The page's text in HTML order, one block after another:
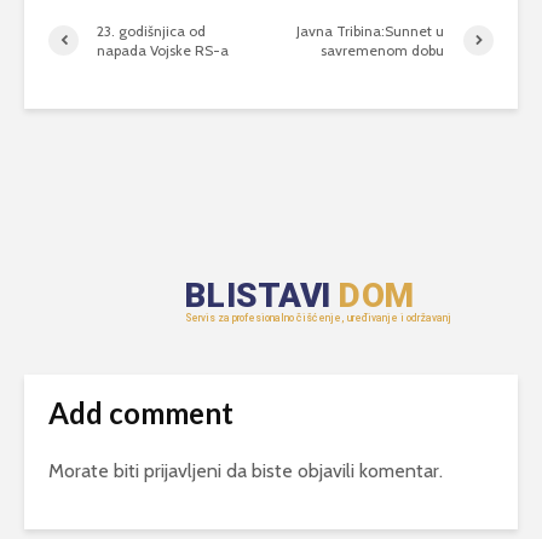
23. godišnjica od
napada Vojske RS-a
Javna Tribina:Sunnet u
savremenom dobu
Add comment
Morate biti prijavljeni da biste objavili komentar.